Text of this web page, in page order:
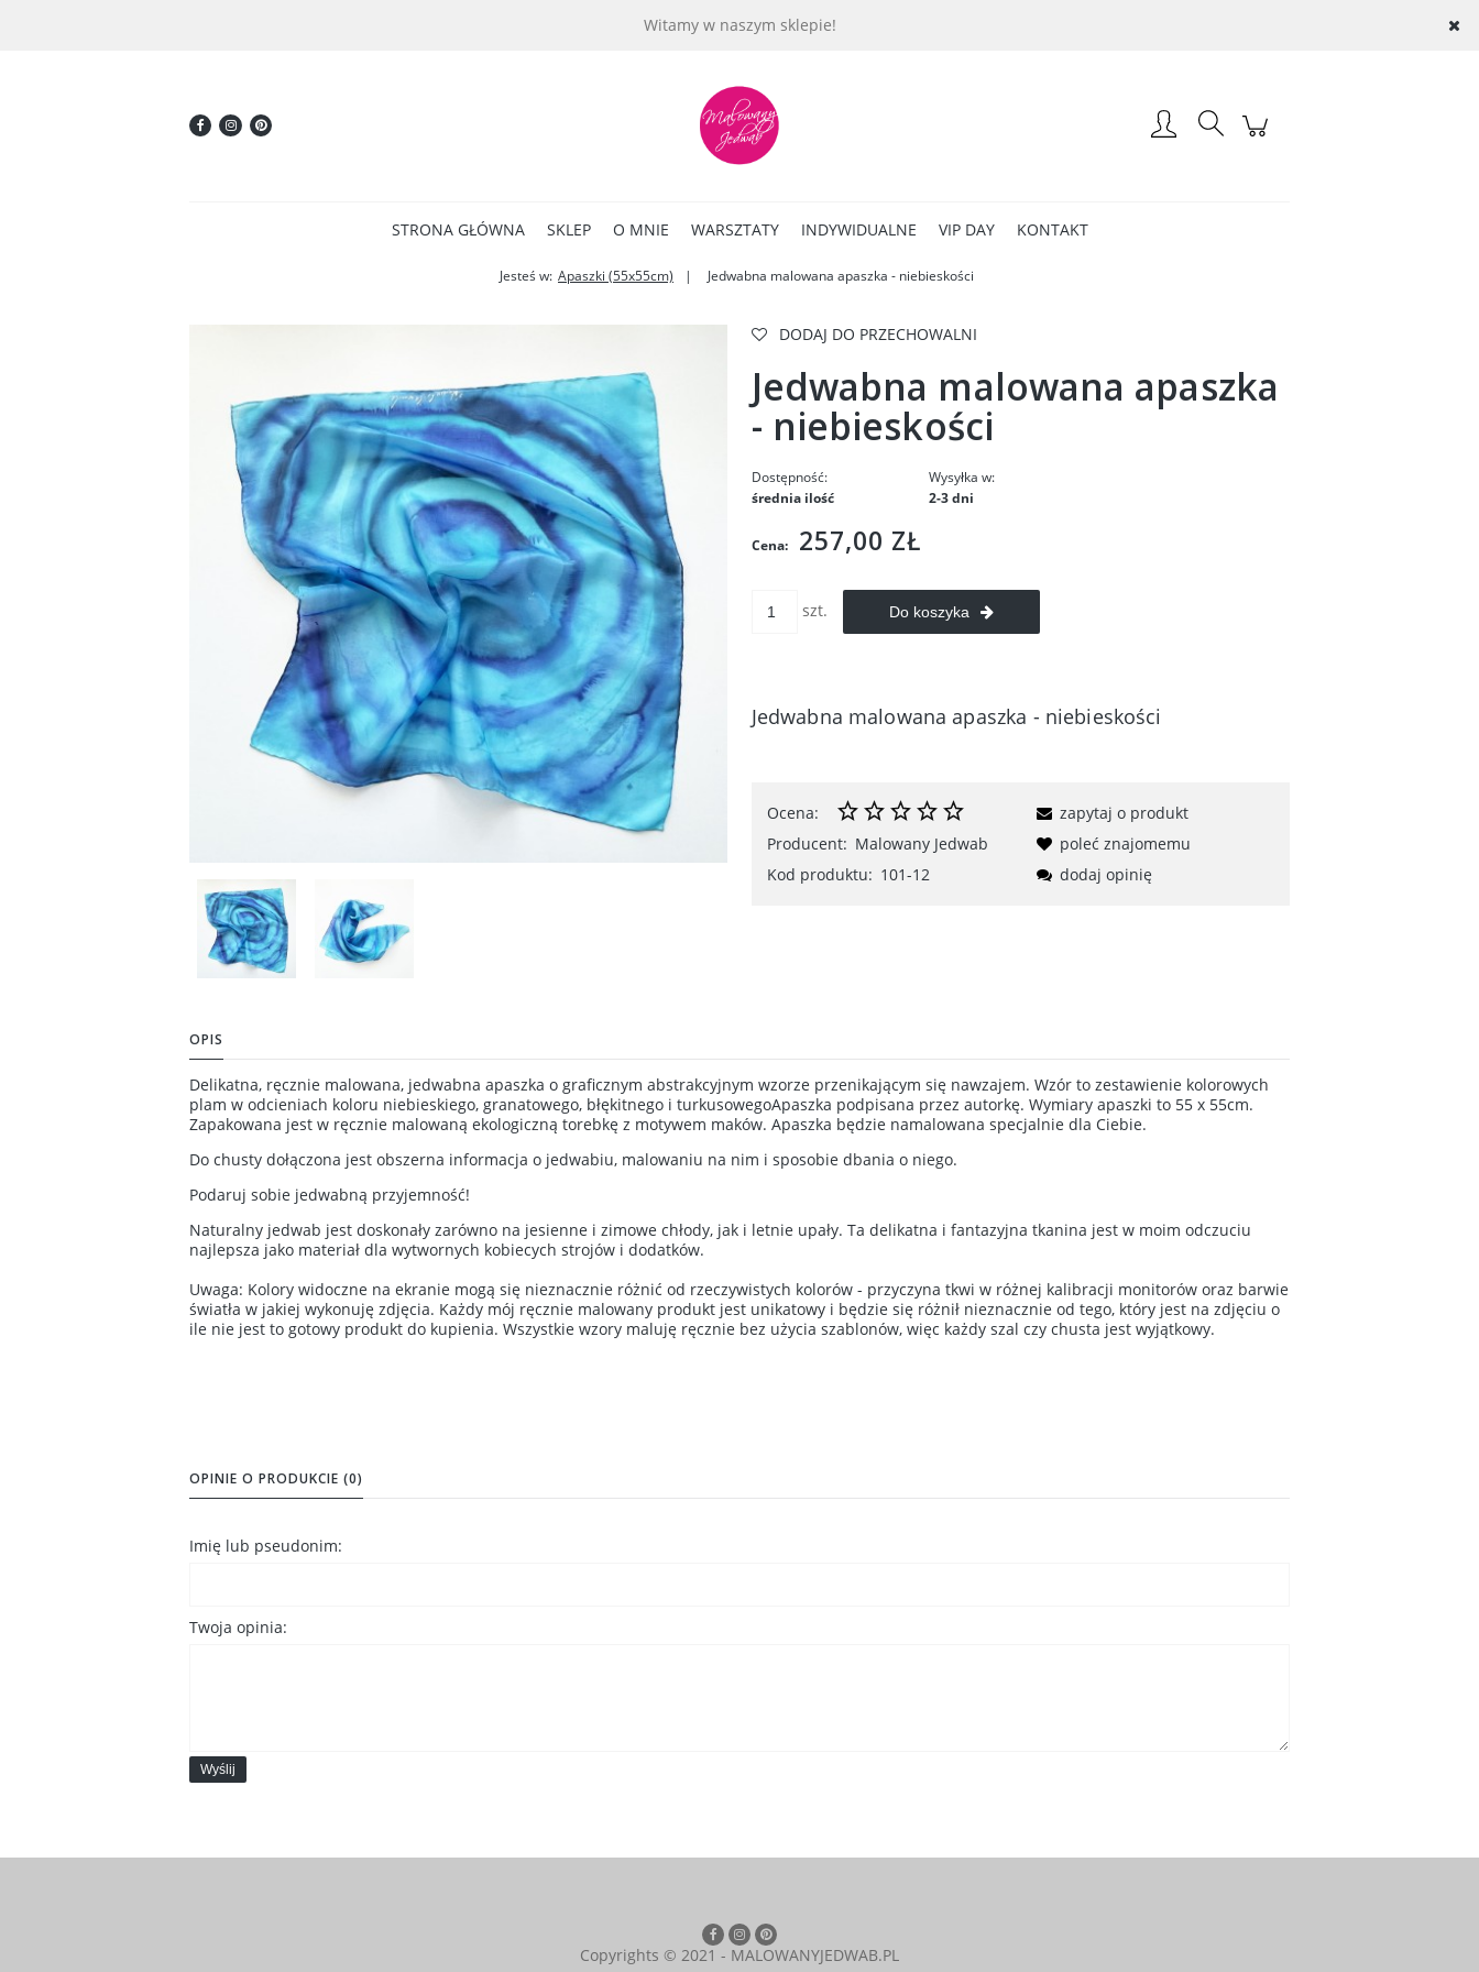
Witamy w naszym sklepie!
STRONA GŁÓWNA SKLEP O MNIE WARSZTATY INDYWIDUALNE VIP DAY KONTAKT
Jesteś w: Apaszki (55x55cm) Jedwabna malowana apaszka - niebieskości
DODAJ DO PRZECHOWALNI
Jedwabna malowana apaszka
- niebieskości
Dostępność:
średnia ilość
Wysyłka w:
2-3 dni
Cena: 257,00 ZŁ
szt. Do koszyka
Jedwabna malowana apaszka - niebieskości
Ocena:
Producent: Malowany Jedwab
Kod produktu: 101-12
zapytaj o produkt
poleć znajomemu
dodaj opinię
OPIS
Delikatna, ręcznie malowana, jedwabna apaszka o graficznym abstrakcyjnym wzorze przenikającym się nawzajem. Wzór to zestawienie kolorowych
plam w odcieniach koloru niebieskiego, granatowego, błękitnego i turkusowegoApaszka podpisana przez autorkę. Wymiary apaszki to 55 x 55cm.
Zapakowana jest w ręcznie malowaną ekologiczną torebkę z motywem maków. Apaszka będzie namalowana specjalnie dla Ciebie.
Do chusty dołączona jest obszerna informacja o jedwabiu, malowaniu na nim i sposobie dbania o niego.
Podaruj sobie jedwabną przyjemność!
Naturalny jedwab jest doskonały zarówno na jesienne i zimowe chłody, jak i letnie upały. Ta delikatna i fantazyjna tkanina jest w moim odczuciu
najlepsza jako materiał dla wytwornych kobiecych strojów i dodatków.
Uwaga: Kolory widoczne na ekranie mogą się nieznacznie różnić od rzeczywistych kolorów - przyczyna tkwi w różnej kalibracji monitorów oraz barwie
światła w jakiej wykonuję zdjęcia. Każdy mój ręcznie malowany produkt jest unikatowy i będzie się różnił nieznacznie od tego, który jest na zdjęciu o
ile nie jest to gotowy produkt do kupienia. Wszystkie wzory maluję ręcznie bez użycia szablonów, więc każdy szal czy chusta jest wyjątkowy.
OPINIE O PRODUKCIE (0)
Imię lub pseudonim:
Twoja opinia:
Wyślij
Copyrights © 2021 - MALOWANYJEDWAB.PL